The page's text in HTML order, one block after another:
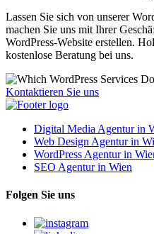
Lassen Sie sich von unserer
machen Sie uns mit Ihrer
WordPress-Website erstellen.
kostenlose Beratung bei uns.
Kontaktieren Sie uns
Digital Media Agentur in
Web Design Agentur in
WordPress Agentur in
SEO Agentur in Wien
Folgen Sie uns